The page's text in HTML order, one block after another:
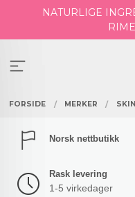
NATURLIGE
FORSIDE MERKER
Norsk nettbutikk
Rask levering
1-5 virkedager